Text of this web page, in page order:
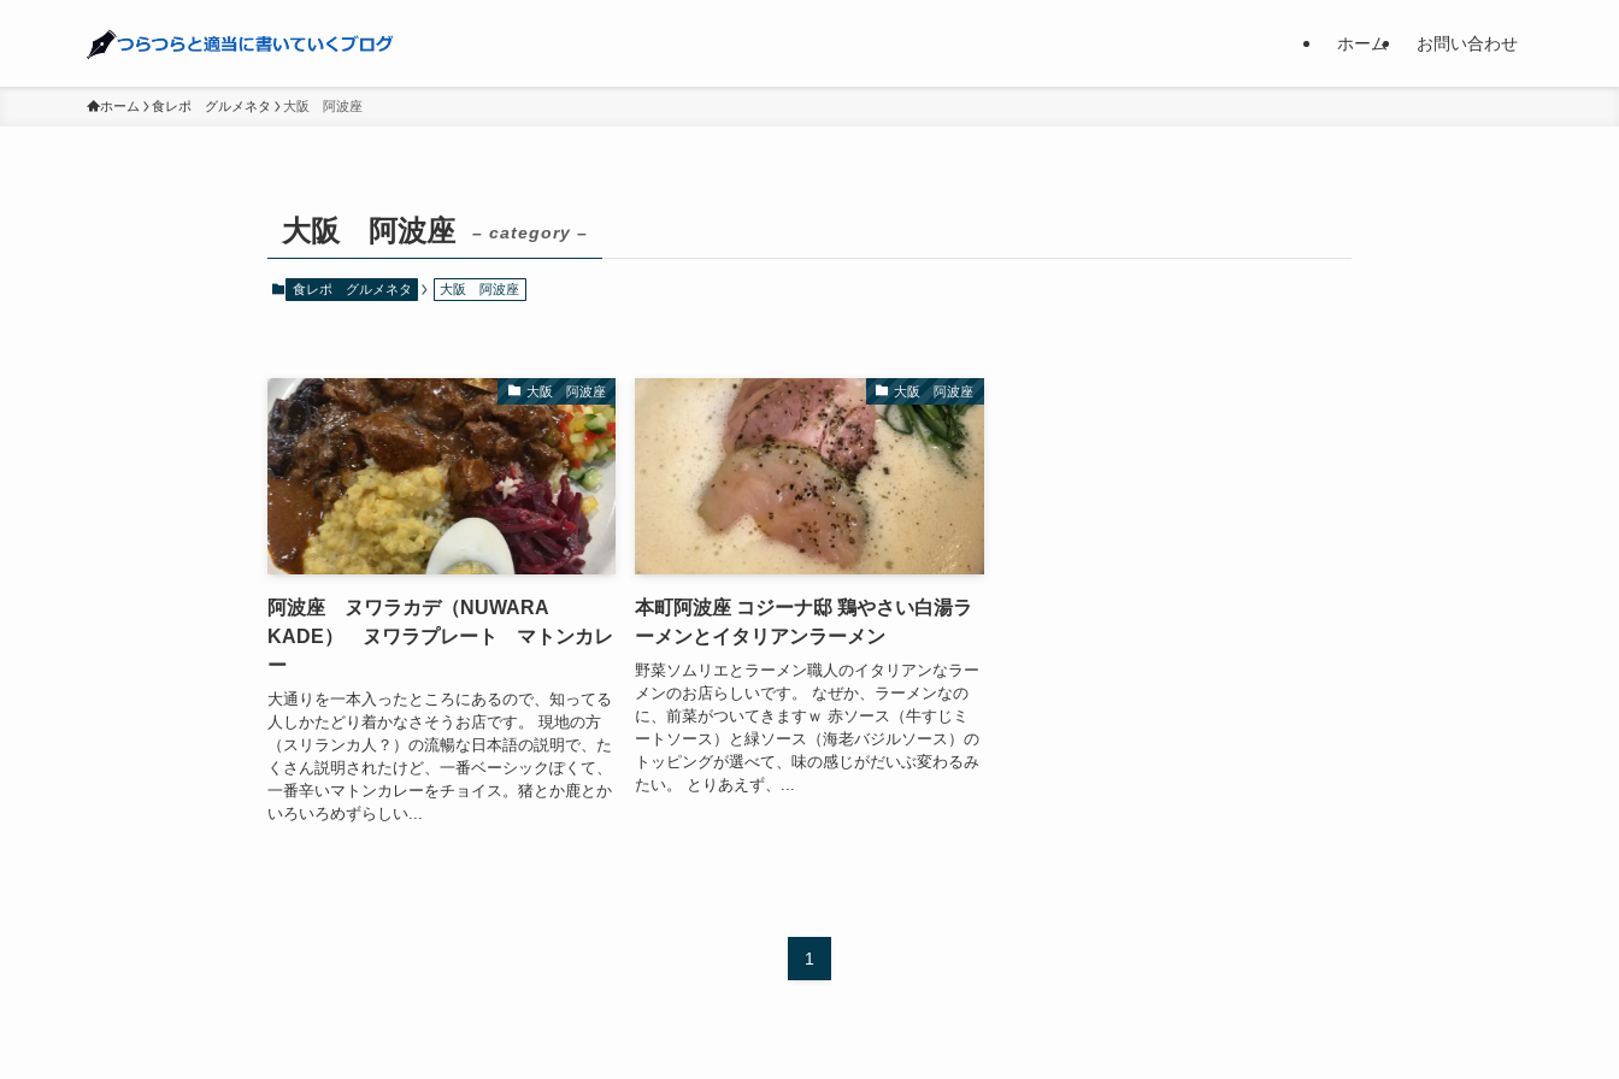
ホーム お問い合わせ
ホーム 食レポ グルメネタ 大阪 阿波座
大阪 阿波座 – category –
食レポ グルメネタ 大阪 阿波座
大阪 阿波座
阿波座 ヌワラカデ（NUWARA
KADE） ヌワラプレート マトンカレ
ー
大通りを一本入ったところにあるので、知ってる
人しかたどり着かなさそうお店です。 現地の方
（スリランカ人？）の流暢な日本語の説明で、た
くさん説明されたけど、一番ベーシックぽくて、
一番辛いマトンカレーをチョイス。猪とか鹿とか
いろいろめずらしい...
大阪 阿波座
本町阿波座 コジーナ邸 鶏やさい白湯ラ
ーメンとイタリアンラーメン
野菜ソムリエとラーメン職人のイタリアンなラー
メンのお店らしいです。 なぜか、ラーメンなの
に、前菜がついてきますｗ 赤ソース（牛すじミ
ートソース）と緑ソース（海老バジルソース）の
トッピングが選べて、味の感じがだいぶ変わるみ
たい。 とりあえず、...
1